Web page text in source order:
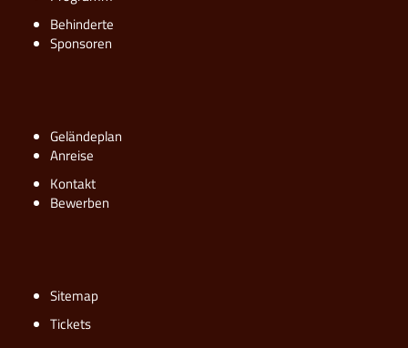
Behinderte
Sponsoren
Geländeplan
Anreise
Kontakt
Bewerben
Sitemap
Tickets